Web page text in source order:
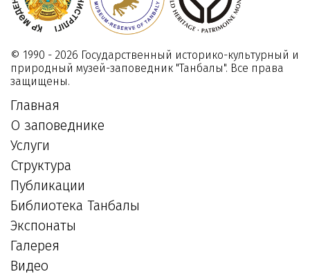
© 1990 - 2026 Государственный историко-культурный и
природный музей-заповедник "Танбалы". Все права
защищены.
Главная
О заповеднике
Услуги
Структура
Публикации
Библиотека Танбалы
Экспонаты
Галерея
Видео